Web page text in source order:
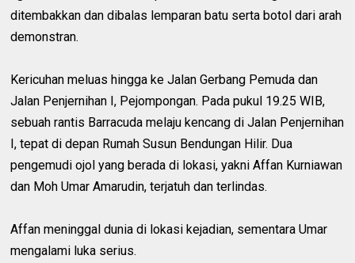
ditembakkan dan dibalas lemparan batu serta botol dari arah
demonstran.
Kericuhan meluas hingga ke Jalan Gerbang Pemuda dan
Jalan Penjernihan I, Pejompongan. Pada pukul 19.25 WIB,
sebuah rantis Barracuda melaju kencang di Jalan Penjernihan
I, tepat di depan Rumah Susun Bendungan Hilir. Dua
pengemudi ojol yang berada di lokasi, yakni Affan Kurniawan
dan Moh Umar Amarudin, terjatuh dan terlindas.
Affan meninggal dunia di lokasi kejadian, sementara Umar
mengalami luka serius.